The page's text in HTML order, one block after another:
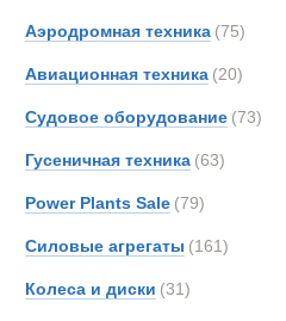
Аэродромная техника (75)
Авиационная техника (20)
Судовое оборудование (73)
Гусеничная техника (63)
Power Plants Sale (79)
Силовые агрегаты (161)
Колеса и диски (31)